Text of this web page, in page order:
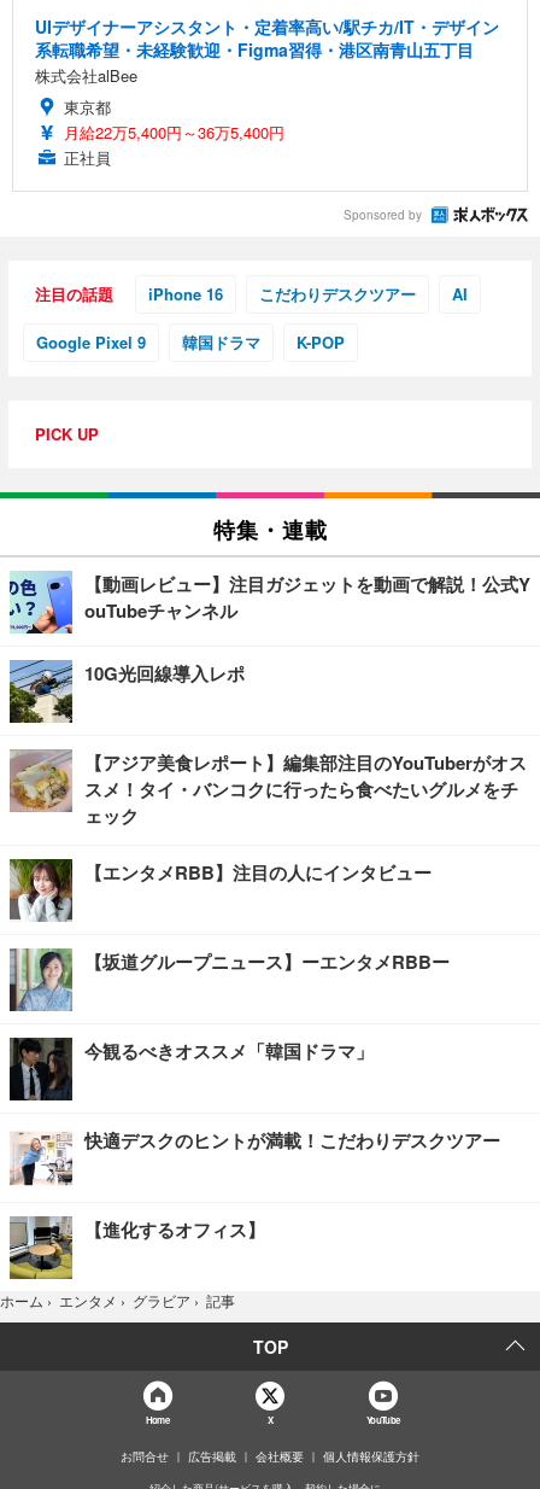
UIデザイナーアシスタント・定着率高い/駅チカ/IT・デザイン
系転職希望・未経験歓迎・Figma習得・港区南青山五丁目
株式会社alBee
東京都
月給22万5,400円～36万5,400円
正社員
Sponsored by
注目の話題 iPhone 16 こだわりデスクツアー AI
Google Pixel 9 韓国ドラマ K-POP
PICK UP
特集・連載
【動画レビュー】注目ガジェットを動画で解説！公式Y
ouTubeチャンネル
10G光回線導入レポ
【アジア美食レポート】編集部注目のYouTuberがオス
スメ！タイ・バンコクに行ったら食べたいグルメをチ
ェック
【エンタメRBB】注目の人にインタビュー
【坂道グループニュース】ーエンタメRBBー
今観るべきオススメ「韓国ドラマ」
快適デスクのヒントが満載！こだわりデスクツアー
【進化するオフィス】
ホーム › エンタメ › グラビア › 記事
TOP
Home X YouTube
お問合せ 広告掲載 会社概要 個人情報保護方針